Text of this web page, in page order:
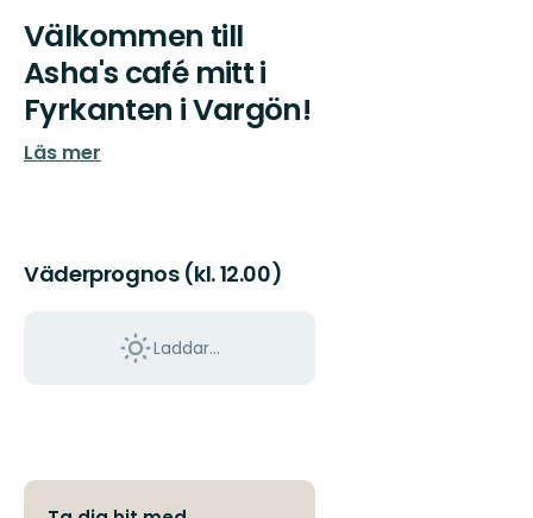
Välkommen till
Asha's café mitt i
Fyrkanten i Vargön!
Läs mer
Väderprognos (kl. 12.00)
Laddar...